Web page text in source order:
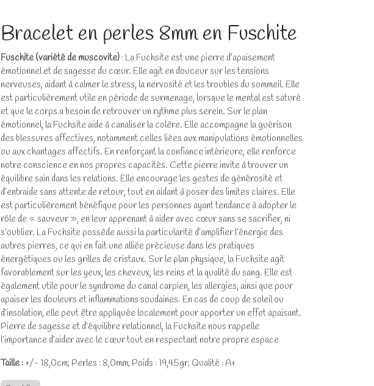
Bracelet en perles 8mm en Fuschite
Fuschite (variété de muscovite) : La Fuchsite est une pierre d’apaisement
émotionnel et de sagesse du cœur. Elle agit en douceur sur les tensions
nerveuses, aidant à calmer le stress, la nervosité et les troubles du sommeil. Elle
est particulièrement utile en période de surmenage, lorsque le mental est saturé
et que le corps a besoin de retrouver un rythme plus serein. Sur le plan
émotionnel, la Fuchsite aide à canaliser la colère. Elle accompagne la guérison
des blessures affectives, notamment celles liées aux manipulations émotionnelles
ou aux chantages affectifs. En renforçant la confiance intérieure, elle renforce
notre conscience en nos propres capacités. Cette pierre invite à trouver un
équilibre sain dans les relations. Elle encourage les gestes de générosité et
d’entraide sans attente de retour, tout en aidant à poser des limites claires. Elle
est particulièrement bénéfique pour les personnes ayant tendance à adopter le
rôle de « sauveur », en leur apprenant à aider avec cœur sans se sacrifier, ni
s’oublier. La Fuchsite possède aussi la particularité d’amplifier l’énergie des
autres pierres, ce qui en fait une alliée précieuse dans les pratiques
énergétiques ou les grilles de cristaux. Sur le plan physique, la Fuchsite agit
favorablement sur les yeux, les cheveux, les reins et la qualité du sang. Elle est
également utile pour le syndrome du canal carpien, les allergies, ainsi que pour
apaiser les douleurs et inflammations soudaines. En cas de coup de soleil ou
d’insolation, elle peut être appliquée localement pour apporter un effet apaisant.
Pierre de sagesse et d’équilibre relationnel, la Fuchsite nous rappelle
l’importance d’aider avec le cœur tout en respectant notre propre espace
Taille : +/- 18,0cm; Perles : 8,0mm; Poids : 19,45gr; Qualité : A+